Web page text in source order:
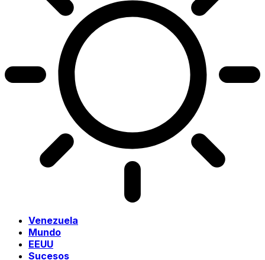
Venezuela
Mundo
EEUU
Sucesos